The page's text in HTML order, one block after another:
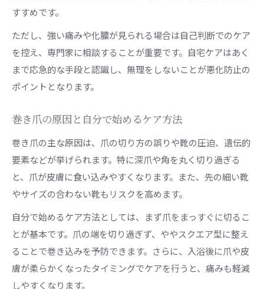
巻き爪悪化を防ぐ日常の爪のケア習慣
巻き爪を繰り返さないための足元ケア方法
巻き爪に効果的な毎日の予防ケアを徹底解説
巻き爪を悪化させない生活習慣の見直し方
巻き爪ケアに役立つテーピングの正しい方法
巻き爪の痛み緩和に歩行習慣を見直す重要性
巻き爪に有効なテーピング活用の具体例
巻き爪治し方テーピングを日常で続けるポイン
ト
巻き爪を歩くことで改善する理由を解説
日常で簡単に続く巻き爪の予防と改善方法
巻き爪予防に役立つ毎日のセルフケア習慣
巻き爪の自然な治り方を促す生活の工夫
すすめです。
ただし、強い痛みや化膿が見られる場合は自己判断でのケア
を控え、専門家に相談することが重要です。自宅ケアはあく
まで応急的な手段と認識し、無理をしないことが悪化防止の
ポイントとなります。
巻き爪の原因と自分で始めるケア方法
巻き爪の主な原因は、爪の切り方の誤りや靴の圧迫、遺伝的
要素などが挙げられます。特に深爪や角を丸く切り過ぎる
と、爪が皮膚に食い込みやすくなります。また、先の細い靴
やサイズの合わない靴もリスクを高めます。
自分で始めるケア方法としては、まず爪をまっすぐに切るこ
とが基本です。爪の端を切り過ぎず、ややスクエア型に整え
ることで巻き込みを予防できます。さらに、入浴後に爪や皮
膚が柔らかくなったタイミングでケアを行うと、痛みも軽減
しやすくなります。